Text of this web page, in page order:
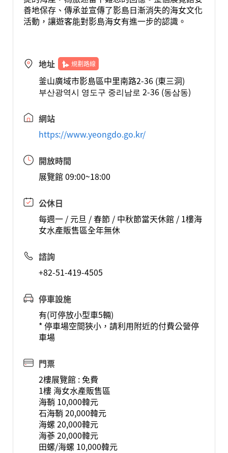
善地保存、傳承並宣傳了影島日漸消失的海女文化
活動，讓遊客能對影島海女有進一步的認識。
地址 規劃路線
釜山廣域市影島區中里南路2-36 (東三洞)
부산광역시 영도구 중리남로 2-36 (동삼동)
網站
https://www.yeongdo.go.kr/
開放時間
展覽館 09:00~18:00
公休日
每週一 / 元旦 / 春節 / 中秋節當天休館 / 1樓海
女水產販售區全年無休
諮詢
+82-51-419-4505
停車設施
有(可停放小型車5輛)
* 停車場空間狹小，請利用附近的付費公營停
車場
門票
2樓展覽館 : 免費
1樓 海女水產販售區
海鞘 10,000韓元
石海鞘 20,000韓元
海螺 20,000韓元
海蔘 20,000韓元
田螺/海螺 10,000韓元